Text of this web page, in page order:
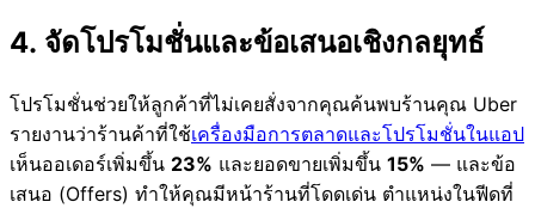
4. จัดโปรโมชั่นและข้อเสนอเชิงกลยุทธ์
โปรโมชั่นช่วยให้ลูกค้าที่ไม่เคยสั่งจากคุณค้นพบร้านคุณ Uber
รายงานว่าร้านค้าที่ใช้เครื่องมือการตลาดและโปรโมชั่นในแอป
เห็นออเดอร์เพิ่มขึ้น 23% และยอดขายเพิ่มขึ้น 15% — และข้อ
เสนอ (Offers) ทำให้คุณมีหน้าร้านที่โดดเด่น ตำแหน่งในฟีดที่